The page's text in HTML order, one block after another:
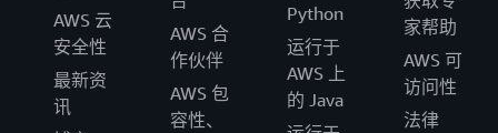
AWS 云
安全性
最新资
讯
AWS 合
作伙伴
AWS 包
容性、
Python
运行于
AWS 上
的 Java
家帮助
AWS 可
访问性
法律